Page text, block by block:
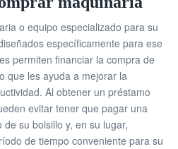
o equipo especializado para su
específicamente para ese
permiten financiar la compra de
que les ayuda a mejorar la
Al obtener un préstamo
evitar tener que pagar una
su bolsillo y, en su lugar,
de tiempo conveniente para su